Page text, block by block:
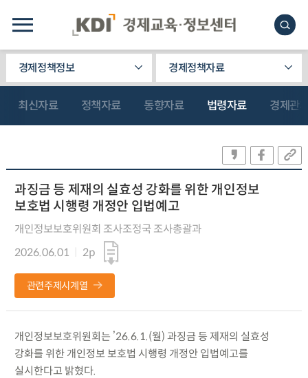
경제정책정보 경제정책자료
최신자료 정책자료 동향자료 법령자료 경제관
과징금 등 제재의 실효성 강화를 위한 개인정보
보호법 시행령 개정안 입법예고
개인정보보호위원회 조사조정국 조사총괄과
2026.06.01
2p
관련주제시계열
개인정보보호위원회는 ’26.6.1.(월) 과징금 등 제재의 실효성
강화를 위한 개인정보 보호법 시행령 개정안 입법예고를
실시한다고 밝혔다.